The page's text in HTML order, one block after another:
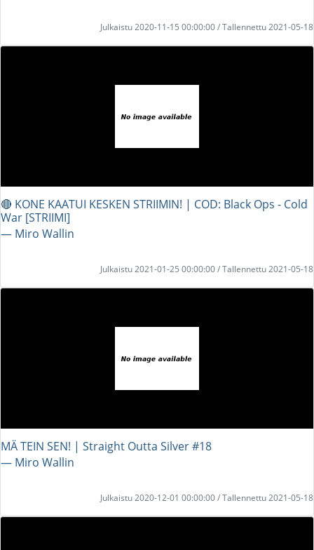
Julkaistu 2020-11-15 00:00:00 / Tallennettu 2021-05-18
🔴 KONE KAATUI KESKEN STRIIMIN! | COD: Black Ops - Cold
War [STRIIMI]
― Miro Wallin
Julkaistu 2021-01-25 00:00:00 / Tallennettu 2021-05-18
MÄ TEIN SEN! | Straight Outta Silver #18
― Miro Wallin
Julkaistu 2020-12-01 00:00:00 / Tallennettu 2021-05-18